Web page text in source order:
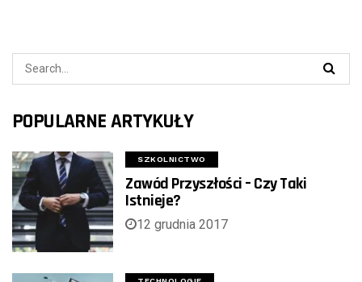
POPULARNE ARTYKUŁY
SZKOLNICTWO
Zawód Przyszłości – Czy Taki
Istnieje?
12 grudnia 2017